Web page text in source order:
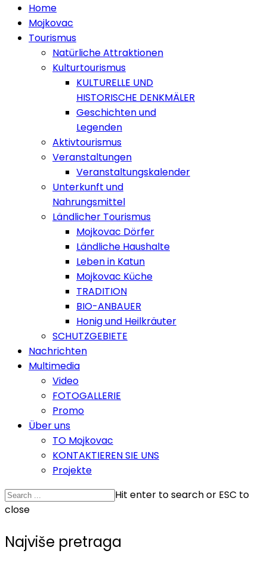
Home
Mojkovac
Tourismus
Natürliche Attraktionen
Kulturtourismus
KULTURELLE UND
HISTORISCHE DENKMÄLER
Geschichten und
Legenden
Aktivtourismus
Veranstaltungen
Veranstaltungskalender
Unterkunft und
Nahrungsmittel
Ländlicher Tourismus
Mojkovac Dörfer
Ländliche Haushalte
Leben in Katun
Mojkovac Küche
TRADITION
BIO-ANBAUER
Honig und Heilkräuter
SCHUTZGEBIETE
Nachrichten
Multimedia
Video
FOTOGALLERIE
Promo
Über uns
TO Mojkovac
KONTAKTIEREN SIE UNS
Projekte
Hit enter to search or ESC to
close
Najviše pretraga